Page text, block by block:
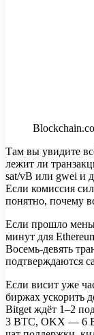
Там вы увидите
лежит ли
sat/vB или gwei и
Если комиссия
понятно, почему
Если прошло
минут для
Восемь-девять
подтверждаются
Если висит уже
биржах ускорить
Bitget ждёт 1–2
3 BTC, OKX — 6